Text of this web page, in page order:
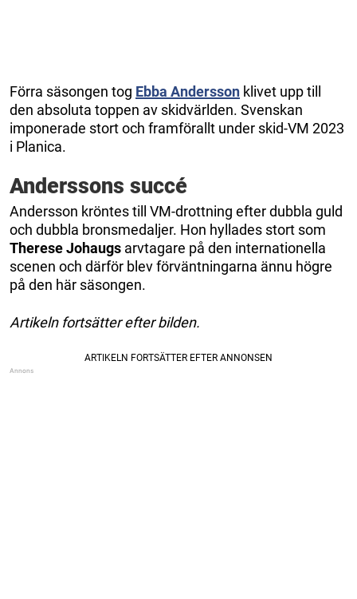
Förra säsongen tog Ebba Andersson klivet upp till
den absoluta toppen av skidvärlden. Svenskan
imponerade stort och framförallt under skid-VM 2023
i Planica.
Anderssons succé
Andersson kröntes till VM-drottning efter dubbla guld
och dubbla bronsmedaljer. Hon hyllades stort som
Therese Johaugs arvtagare på den internationella
scenen och därför blev förväntningarna ännu högre
på den här säsongen.
Artikeln fortsätter efter bilden.